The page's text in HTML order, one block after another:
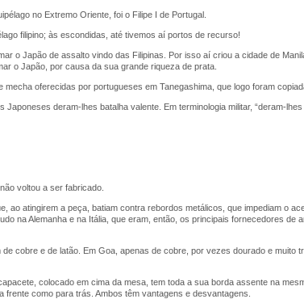
no Extremo Oriente, foi o Filipe I de Portugal.
filipino; às escondidas, até tivemos aí portos de recurso!
o Japão de assalto vindo das Filipinas. Por isso aí criou a cidade de
o Japão, por causa da sua grande riqueza de prata.
oferecidas por portugueses em Tanegashima, que logo foram
deram-lhes batalha valente. Em terminologia militar, “deram-
voltou a ser fabricado.
ao atingirem a peça, batiam contra rebordos metálicos, que impediam o
na Alemanha e na Itália, que eram, então, os principais fornecedores de
cobre e de latão. Em Goa, apenas de cobre, por vezes dourado e muito
colocado em cima da mesa, tem toda a sua borda assente na
frente como para trás. Ambos têm vantagens e desvantagens.